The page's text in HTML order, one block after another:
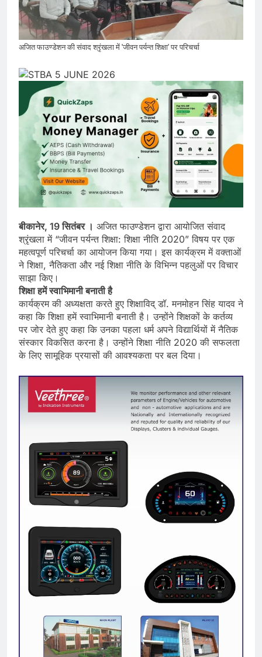
अजित फाउण्डेशन की संवाद श्रृंखला में 'जीवन पर्यन्त शिक्षा' पर परिचर्चा
बीकानेर, 19 सितंबर । अजित फाउण्डेशन द्वारा आयोजित संवाद
श्रृंखला में “जीवन पर्यन्त शिक्षा: शिक्षा नीति 2020” विषय पर एक
महत्वपूर्ण परिचर्चा का आयोजन किया गया। इस कार्यक्रम में वक्ताओं
ने शिक्षा, नैतिकता और नई शिक्षा नीति के विभिन्न पहलुओं पर विचार
साझा किए।
शिक्षा हमें स्वाभिमानी बनाती है
कार्यक्रम की अध्यक्षता करते हुए शिक्षाविद् डॉ. मनमोहन सिंह यादव ने
कहा कि शिक्षा हमें स्वाभिमानी बनाती है। उन्होंने शिक्षकों के कर्तव्य
पर जोर देते हुए कहा कि उनका पहला धर्म अपने विद्यार्थियों में नैतिक
संस्कार विकसित करना है। उन्होंने शिक्षा नीति 2020 की सफलता
के लिए सामूहिक प्रयासों की आवश्यकता पर बल दिया।